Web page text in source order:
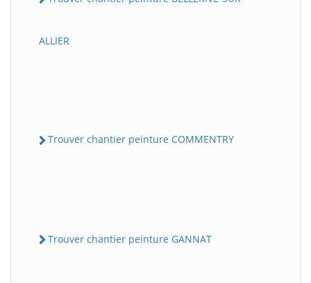
ALLIER
Trouver chantier peinture COMMENTRY
Trouver chantier peinture GANNAT